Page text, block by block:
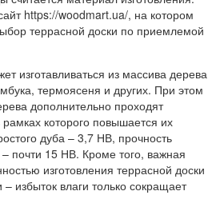
https://woodmart.ua/, на котором
террасной доски по приемлемой
изготавливаться из массива дерева
термоясеня и других. При этом
дополнительно проходят
которого повышается их
дуба – 3,7 НВ, прочность
почти 15 НВ. Кроме того, важная
изготовления террасной доски
избыток влаги только сокращает